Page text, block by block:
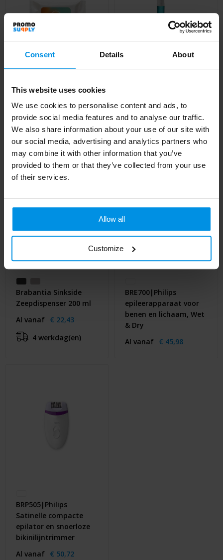
Consent Details About
This website uses cookies
We use cookies to personalise content and ads, to
provide social media features and to analyse our traffic.
We also share information about your use of our site with
our social media, advertising and analytics partners who
may combine it with other information that you’ve
provided to them or that they’ve collected from your use
of their services.
Allow all
Customize
Al vanaf € 1,10
5 werkdag(en)
Al vanaf
5 werkdag(en)
Brabantia Sinkside
Zeepdispenser 200 ml
Al vanaf € 22,43
4 werkdag(en)
BRE700|Philips
epileerapparaat voor
benen en lichaam, Wet
& Dry
Al vanaf € 45,98
BRP505|Philips
Satinelle compacte
epilator en snoerloze
bikinilijntrimmer
Al vanaf € 50,72